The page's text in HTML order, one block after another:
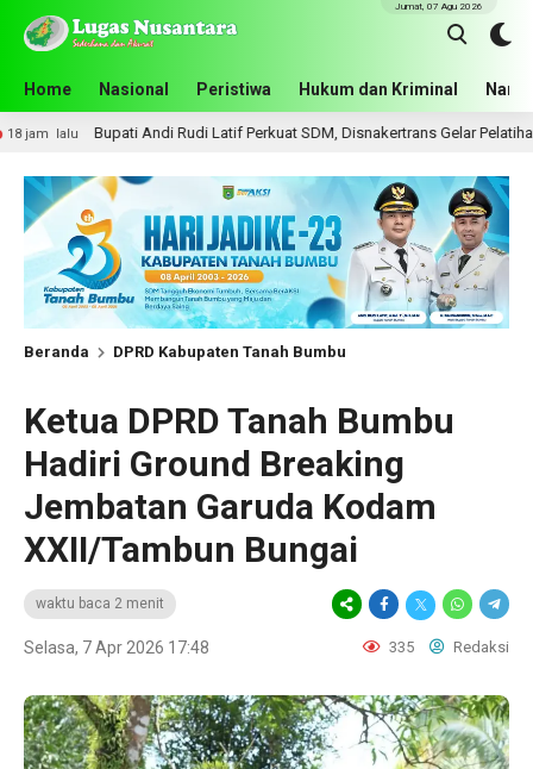
Home Nasional Peristiwa Hukum dan Kriminal
Jumat, 07 Agu 2026
Andi Rudi Latif Perkuat SDM, Disnakertrans Gelar Pelatihan Desain Grafis
Beranda DPRD Kabupaten Tanah Bumbu
Ketua DPRD Tanah Bumbu
Hadiri Ground Breaking
Jembatan Garuda Kodam
XXII/Tambun Bungai
waktu baca 2 menit
Selasa, 7 Apr 2026 17:48 335 Redaksi